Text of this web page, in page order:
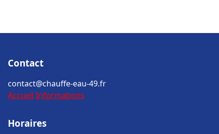
Contact
contact@chauffe-eau-49.fr
Accueil Informations
Horaires